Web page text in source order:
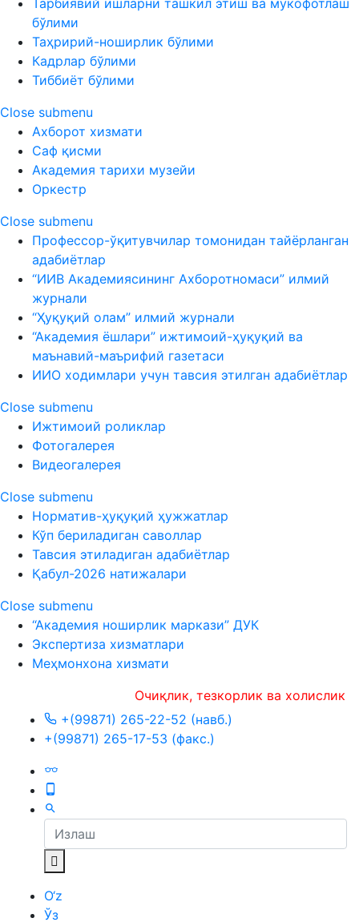
Тарбиявий ишларни ташкил этиш ва мукофотлаш
бўлими
Таҳририй-ноширлик бўлими
Кадрлар бўлими
Тиббиёт бўлими
Close submenu
Ахборот хизмати
Саф қисми
Академия тарихи музейи
Оркестр
Close submenu
Профессор-ўқитувчилар томонидан тайёрланган
адабиётлар
“ИИВ Академиясининг Ахборотномаси” илмий
журнали
“Ҳуқуқий олам” илмий журнали
“Академия ёшлари” ижтимоий-ҳуқуқий ва
маънавий-маърифий газетаси
ИИО ходимлари учун тавсия этилган адабиётлар
Close submenu
Ижтимоий роликлар
Фотогалерея
Видеогалерея
Close submenu
Норматив-ҳуқуқий ҳужжатлар
Кўп бериладиган саволлар
Тавсия этиладиган адабиётлар
Қабул-2026 натижалари
Close submenu
“Академия ноширлик маркази” ДУК
Экспертиза хизматлари
Меҳмонхона хизмати
Очиқлик, тезкорлик ва холислик
+(99871) 265-22-52 (навб.)
+(99871) 265-17-53 (факс.)
O‘z
Ўз